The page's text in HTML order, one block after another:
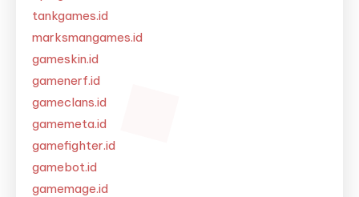
tankgames.id
marksmangames.id
gameskin.id
gamenerf.id
gameclans.id
gamemeta.id
gamefighter.id
gamebot.id
gamemage.id